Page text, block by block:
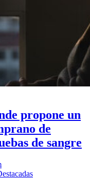
propone un
de
de sangre